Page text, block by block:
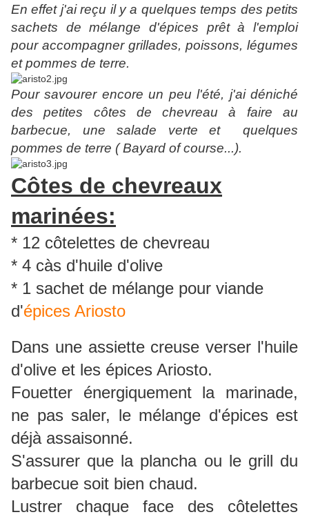
En effet j'ai reçu il y a quelques temps des petits
sachets de mélange d'épices prêt à l'emploi
pour accompagner grillades, poissons, légumes
et pommes de terre.
Pour savourer encore un peu l'été, j'ai déniché
des petites côtes de chevreau à faire au
barbecue, une salade verte et quelques
pommes de terre ( Bayard of course...).
Côtes de chevreaux
marinées:
* 12 côtelettes de chevreau
* 4 càs d'huile d'olive
* 1 sachet de mélange pour viande
d'épices Ariosto
Dans une assiette creuse verser l'huile
d'olive et les épices Ariosto.
Fouetter énergiquement la marinade,
ne pas saler, le mélange d'épices est
déjà assaisonné.
S'assurer que la plancha ou le grill du
barbecue soit bien chaud.
Lustrer chaque face des côtelettes